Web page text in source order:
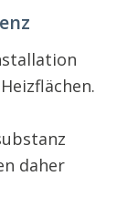
daher